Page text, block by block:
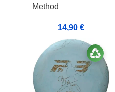
Method
14,90 €